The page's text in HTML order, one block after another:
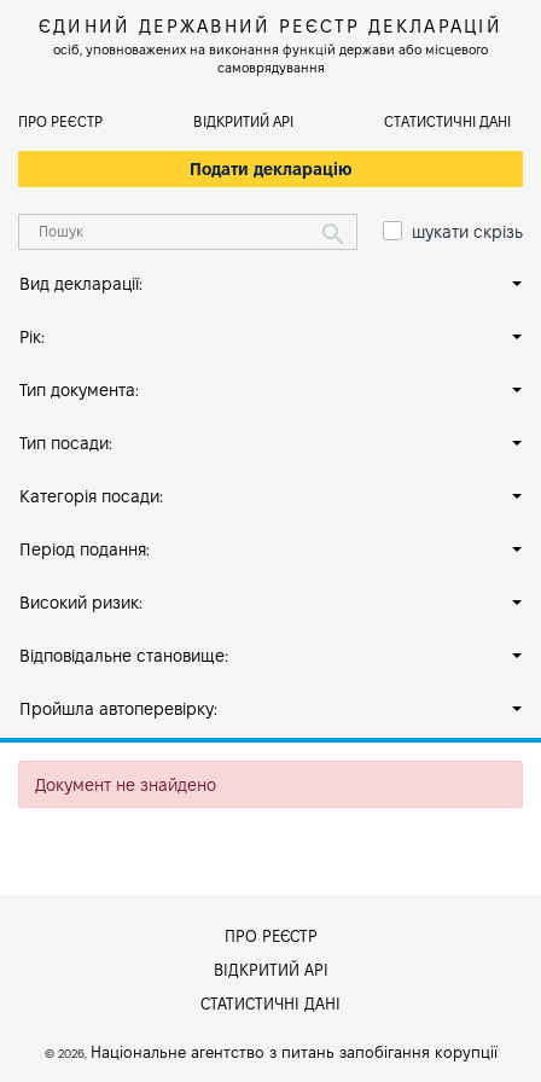
ЄДИНИЙ ДЕРЖАВНИЙ РЕЄСТР ДЕКЛАРАЦІЙ
осіб, уповноважених на виконання функцій держави або місцевого
самоврядування
ПРО РЕЄСТР ВІДКРИТИЙ АРІ СТАТИСТИЧНІ ДАНІ
Подати декларацію
шукати скрізь
Вид декларації:
Рік:
Тип документа:
Тип посади:
Категорія посади:
Період подання:
Високий ризик:
Відповідальне становище:
Пройшла автоперевірку:
Документ не знайдено
ПРО РЕЄСТР
ВІДКРИТИЙ АРІ
СТАТИСТИЧНІ ДАНІ
© 2026, Національне агентство з питань запобігання корупції